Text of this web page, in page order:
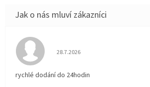
Hodnocení obchodu je 5 z 5
28.7.2026
rychlé dodání do 24hodin